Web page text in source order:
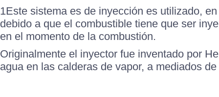
1Este sistema es de inyección es utilizado,
debido a que el combustible tiene que ser
en el momento de la combustión.
Originalmente el inyector fue inventado por
agua en las calderas de vapor, a mediados